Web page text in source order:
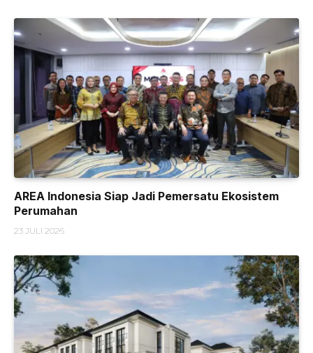
AREA Indonesia Siap Jadi Pemersatu Ekosistem
Perumahan
23 JULI 2026